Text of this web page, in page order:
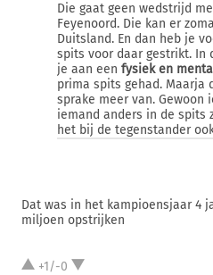
Die gaat geen wedstrijd
Feyenoord. Die kan er
Duitsland. En dan heb je
spits voor daar gestrikt. In
je aan een fysiek en
prima spits gehad. Maarja
sprake meer van. Gewoon
iemand anders in de spits
het bij de tegenstander
Dat was in het kampioensjaar 4
miljoen opstrijken
+1/-0